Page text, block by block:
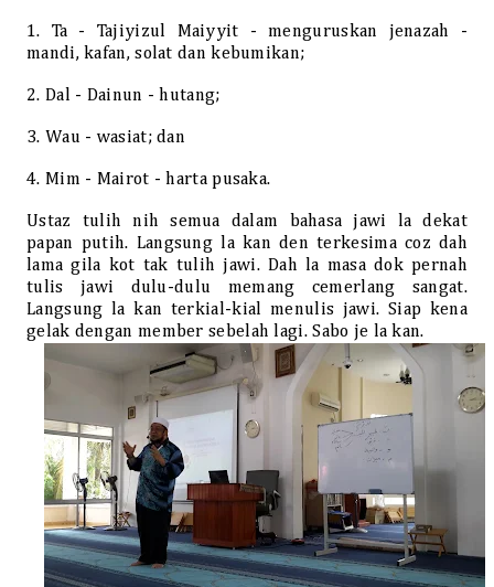
1. Ta - Tajiyizul Maiyyit - menguruskan jenazah -
mandi, kafan, solat dan kebumikan;
2. Dal - Dainun - hutang;
3. Wau - wasiat; dan
4. Mim - Mairot - harta pusaka.
Ustaz tulih nih semua dalam bahasa jawi la dekat
papan putih. Langsung la kan den terkesima coz dah
lama gila kot tak tulih jawi. Dah la masa dok pernah
tulis jawi dulu-dulu memang cemerlang sangat.
Langsung la kan terkial-kial menulis jawi. Siap kena
gelak dengan member sebelah lagi. Sabo je la kan.